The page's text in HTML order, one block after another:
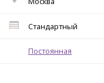
Стандартный
Постоянная